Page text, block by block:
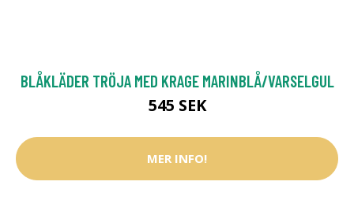
BLÅKLÄDER TRÖJA MED KRAGE MARINBLÅ/VARSELGUL
545 SEK
MER INFO!